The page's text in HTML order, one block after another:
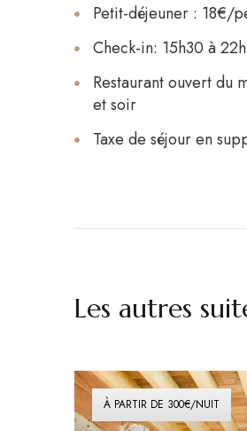
Petit-déjeuner : 18€/
Check-in: 15h30 à
Restaurant ouvert du
et soir
Taxe de séjour en
Les autres
À PARTIR DE 300€/NUIT